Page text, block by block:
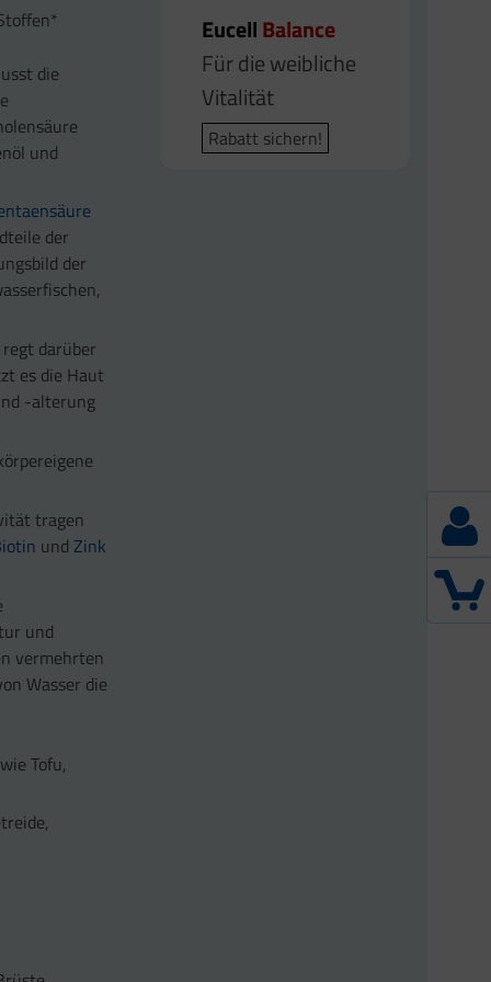
die
und
der
der
darüber
es die Haut
-alterung
tragen
und Zink
und
vermehrten
Wasser die
Tofu,
EucellBalance
Für die weibliche
Vitalität
Rabatt sichern!
EucellQ10 Plus
Energiestoffwechsel
Rabatt sichern!